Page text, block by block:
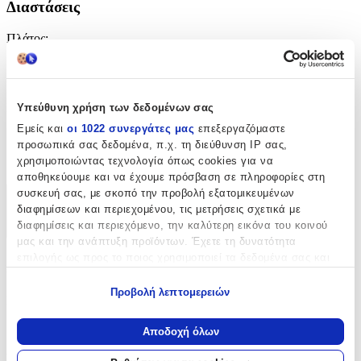
Υπεύθυνη χρήση των δεδομένων σας
Εμείς και οι 1022 συνεργάτες μας επεξεργαζόμαστε
προσωπικά σας δεδομένα, π.χ. τη διεύθυνση IP σας,
χρησιμοποιώντας τεχνολογία όπως cookies για να
αποθηκεύουμε και να έχουμε πρόσβαση σε πληροφορίες στη
συσκευή σας, με σκοπό την προβολή εξατομικευμένων
διαφημίσεων και περιεχομένου, τις μετρήσεις σχετικά με
διαφημίσεις και περιεχόμενο, την καλύτερη εικόνα του κοινού
μας και την ανάπτυξη προϊόντων. Έχετε τη δυνατότητα
Να συλλέξουμε πληροφορίες σχετικά με τη γεωγραφική
σας τοποθεσία, οι οποίες μπορεί να είναι ακριβείς σε
απόσταση μερικών μέτρων
Προβολή λεπτομερειών
Αποδοχή όλων
Διαστάσεις
Πλάτος:
Μήκος:
180
cm
Χαρακτηριστικά
+
Χαρακτηριστικά